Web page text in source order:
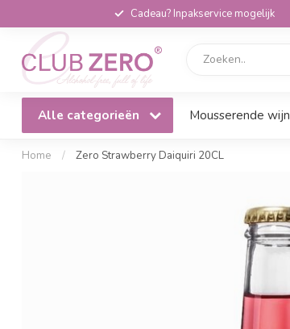
Cadeau? Inpakservice mogelijk
Alle categorieën Mousserende wijn
Home / Zero Strawberry Daiquiri 20CL